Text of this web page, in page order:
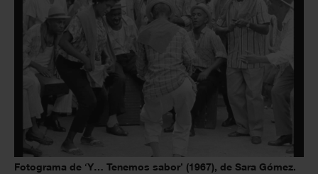
Fotograma de ‘Y… Tenemos sabor’ (1967), de Sara Gómez.